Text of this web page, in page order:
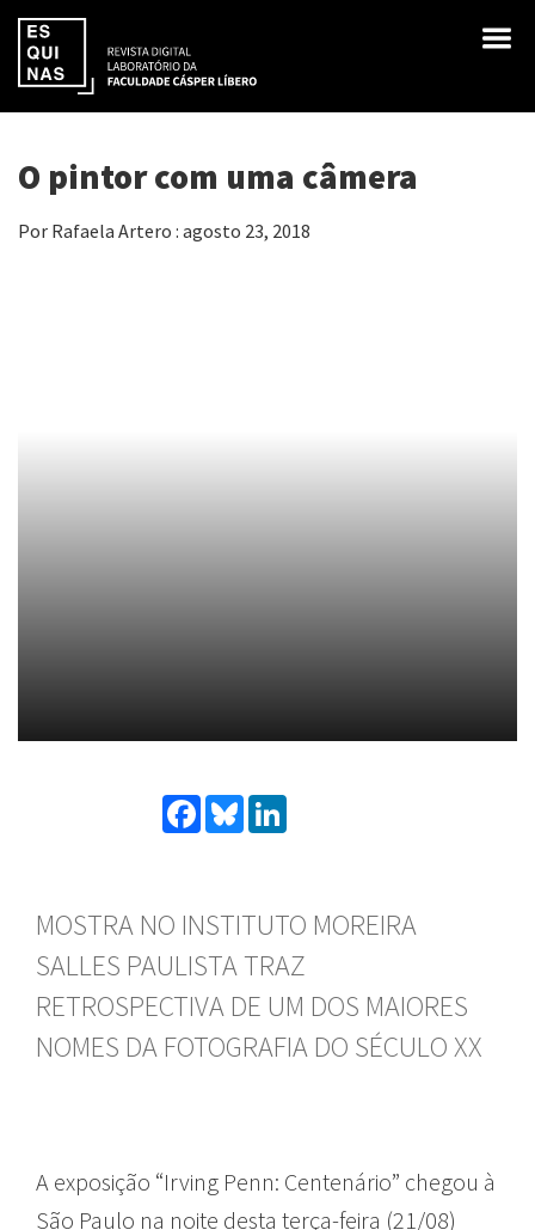
O pintor com uma câmera
Por Rafaela Artero : agosto 23, 2018
Facebook
Bluesky
MOSTRA NO INSTITUTO MOREIRA
SALLES PAULISTA TRAZ
RETROSPECTIVA DE UM DOS MAIORES
NOMES DA FOTOGRAFIA DO SÉCULO XX
A exposição “Irving Penn: Centenário” chegou à
São Paulo na noite desta terça-feira (21/08)